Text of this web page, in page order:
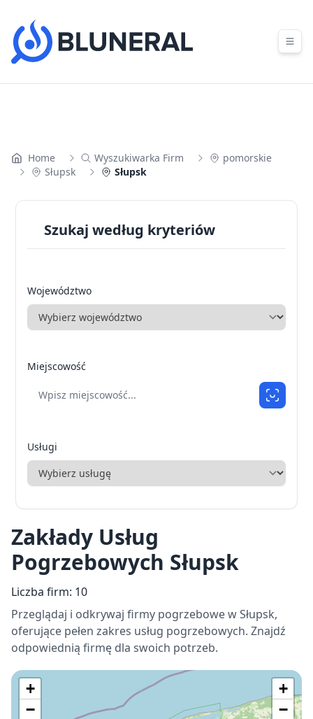
Home Wyszukiwarka Firm
pomorskie
Słupsk
Słupsk
Szukaj według kryteriów
Województwo
Miejscowość
Usługi
Zakłady Usług
Pogrzebowych Słupsk
Liczba firm: 10
Przeglądaj i odkrywaj firmy pogrzebowe w Słupsk,
oferujące pełen zakres usług pogrzebowych. Znajdź
odpowiednią firmę dla swoich potrzeb.
+
−
+
−